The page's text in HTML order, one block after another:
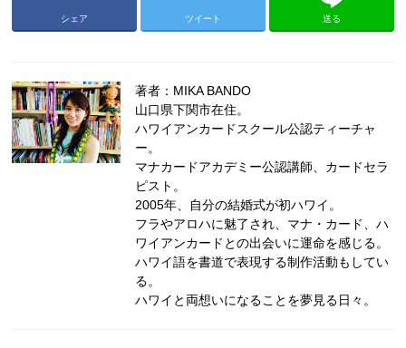
シェア ツイート 送る
著者：MIKA BANDO
山口県下関市在住。
ハワイアンカードスクール公認ティーチャ
ー。
マナカードアカデミー公認講師、カードセラ
ピスト。
2005年、自分の結婚式が初ハワイ。
フラやアロハに魅了され、マナ・カード、ハ
ワイアンカードとの出会いに運命を感じる。
ハワイ語を書道で表現する制作活動もしてい
る。
ハワイと両想いになることを夢見る日々。